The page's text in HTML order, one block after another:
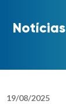
Notícias
19/08/2025